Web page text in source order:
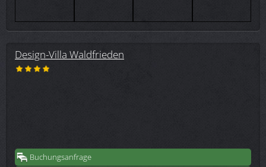
Design-Villa Waldfrieden
Buchungsanfrage